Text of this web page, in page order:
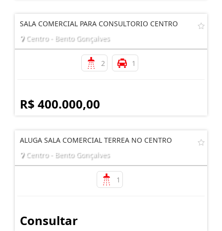
SALA COMERCIAL PARA CONSULTORIO CENTRO
Centro - Bento Gonçalves
2 1
R$ 400.000,00
ALUGA SALA COMERCIAL TERREA NO CENTRO
Centro - Bento Gonçalves
1
Consultar